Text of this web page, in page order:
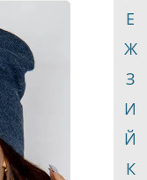
Е
Ж
З
И
Й
К